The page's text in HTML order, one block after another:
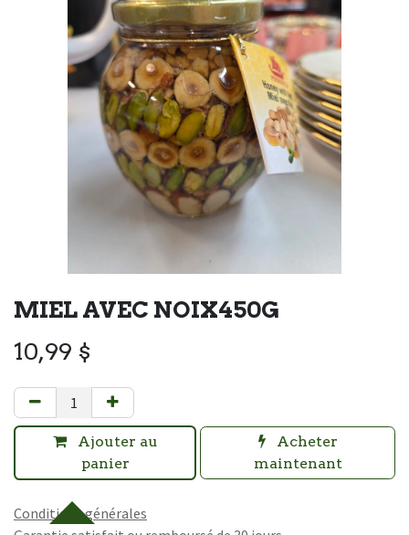
MIEL AVEC NOIX450G
10,99 $
Ajouter au
panier
Acheter
maintenant
Conditions générales